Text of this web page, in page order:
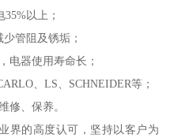
以上；
管阻及锈垢；
电器使用寿命长；
、LS、SCHNEIDER等；
修、保养。
界的高度认可，坚持以客户为